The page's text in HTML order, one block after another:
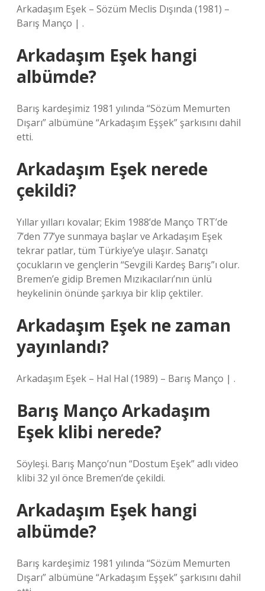
Arkadaşım Eşek – Sözüm Meclis Dışında (1981) –
Barış Manço | .
Arkadaşım Eşek hangi
albümde?
Barış kardeşimiz 1981 yılında “Sözüm Memurten
Dışarı” albümüne “Arkadaşım Eşşek” şarkısını dahil
etti.
Arkadaşım Eşek nerede
çekildi?
Yıllar yılları kovalar; Ekim 1988’de Manço TRT’de
7’den 77’ye sunmaya başlar ve Arkadaşım Eşek
tekrar patlar, tüm Türkiye’ye ulaşır. Sanatçı
çocukların ve gençlerin “Sevgili Kardeş Barış”ı olur.
Bremen’e gidip Bremen Mızıkacıları’nın ünlü
heykelinin önünde şarkıya bir klip çektiler.
Arkadaşım Eşek ne zaman
yayınlandı?
Arkadaşım Eşek – Hal Hal (1989) – Barış Manço | .
Barış Manço Arkadaşım
Eşek klibi nerede?
Söyleşi. Barış Manço’nun “Dostum Eşek” adlı video
klibi 32 yıl önce Bremen’de çekildi.
Arkadaşım Eşek hangi
albümde?
Barış kardeşimiz 1981 yılında “Sözüm Memurten
Dışarı” albümüne “Arkadaşım Eşşek” şarkısını dahil